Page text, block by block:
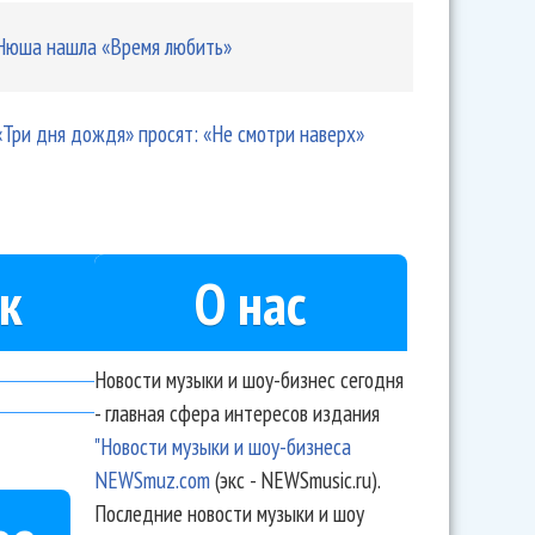
нашла «Время любить»
дня дождя» просят: «Не смотри наверх»
О нас
Новости музыки и шоу-бизнес сегодня
- главная сфера интересов издания
"Новости музыки и шоу-бизнеса
NEWSmuz.com(экс - NEWSmusic.ru).
Последние новости музыки и шоу